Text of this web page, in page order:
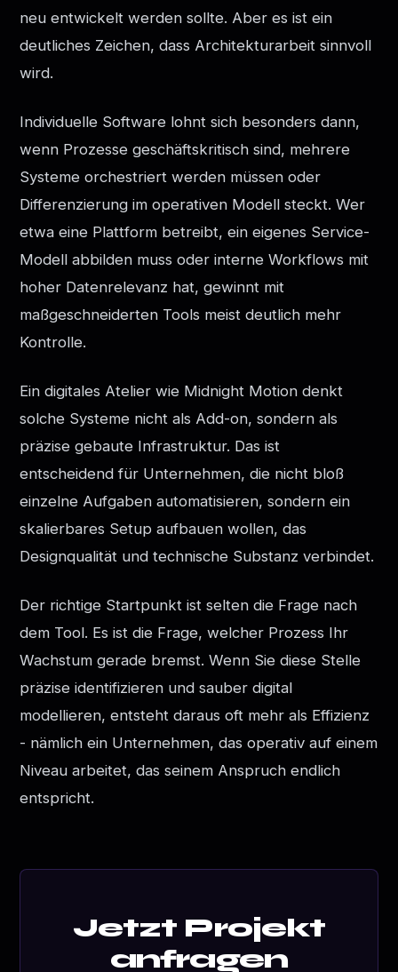
neu entwickelt werden sollte. Aber es ist ein
deutliches Zeichen, dass Architekturarbeit sinnvoll
wird.
Individuelle Software lohnt sich besonders dann,
wenn Prozesse geschäftskritisch sind, mehrere
Systeme orchestriert werden müssen oder
Differenzierung im operativen Modell steckt. Wer
etwa eine Plattform betreibt, ein eigenes Service-
Modell abbilden muss oder interne Workflows mit
hoher Datenrelevanz hat, gewinnt mit
maßgeschneiderten Tools meist deutlich mehr
Kontrolle.
Ein digitales Atelier wie Midnight Motion denkt
solche Systeme nicht als Add-on, sondern als
präzise gebaute Infrastruktur. Das ist
entscheidend für Unternehmen, die nicht bloß
einzelne Aufgaben automatisieren, sondern ein
skalierbares Setup aufbauen wollen, das
Designqualität und technische Substanz verbindet.
Der richtige Startpunkt ist selten die Frage nach
dem Tool. Es ist die Frage, welcher Prozess Ihr
Wachstum gerade bremst. Wenn Sie diese Stelle
präzise identifizieren und sauber digital
modellieren, entsteht daraus oft mehr als Effizienz
- nämlich ein Unternehmen, das operativ auf einem
Niveau arbeitet, das seinem Anspruch endlich
entspricht.
Jetzt Projekt
anfragen